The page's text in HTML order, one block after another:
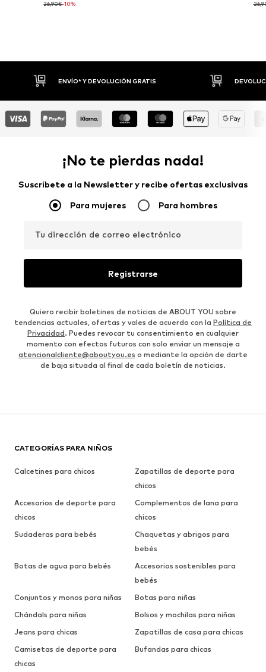
26,90€-10%
ENVÍO* Y DEVOLUCIÓN GRATIS
¡No te pierdas nada!
Suscríbete a la Newsletter y recibe ofertas exclusivas
Para mujeres Para hombres
Tu dirección de correo electrónico
Registrarse
Quiero recibir boletines de noticias de ABOUT YOU sobre
tendencias actuales, ofertas y vales de acuerdo con la Política de
Privacidad. Puedes revocar tu consentimiento en cualquier
momento con efectos futuros con solo enviar un mensaje a
atencionalcliente@aboutyou.es o mediante la opción de darte
de baja situada al final de cada boletín de noticias.
CATEGORÍAS PARA NIÑOS
Calcetines para chicos
Zapatillas de deporte para
chicos
Accesorios de deporte para
chicos
Complementos de lana para
chicos
Sudaderas para bebés
Chaquetas y abrigos para
bebés
Botas de agua para bebés
Accesorios sostenibles para
bebés
Conjuntos y monos para niñas
Botas para niñas
Chándals para niñas
Bolsos y mochilas para niñas
Jeans para chicas
Zapatillas de casa para chicas
Camisetas de deporte para
chicas
Bufandas para chicas